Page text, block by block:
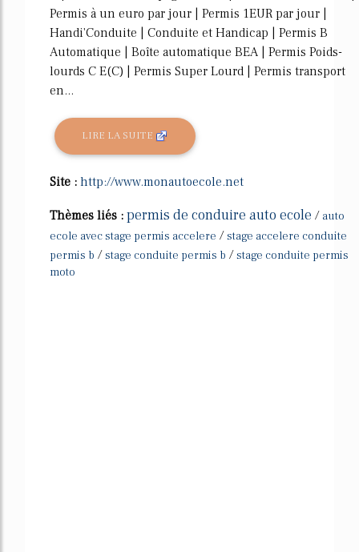
Permis à un euro par jour | Permis 1EUR par jour |
Handi'Conduite | Conduite et Handicap | Permis B
Automatique | Boîte automatique BEA | Permis Poids-
lourds C E(C) | Permis Super Lourd | Permis transport
en...
LIRE LA SUITE
Site : http://www.monautoecole.net
Thèmes liés : permis de conduire auto ecole / auto
ecole avec stage permis accelere /stage accelere conduite
permis b /stage conduite permis b /stage conduite permis
moto